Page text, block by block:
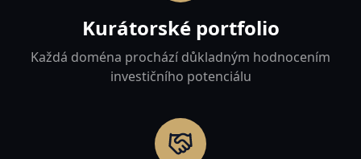
Kurátorské portfolio
Každá doména prochází důkladným hodnocením
investičního potenciálu